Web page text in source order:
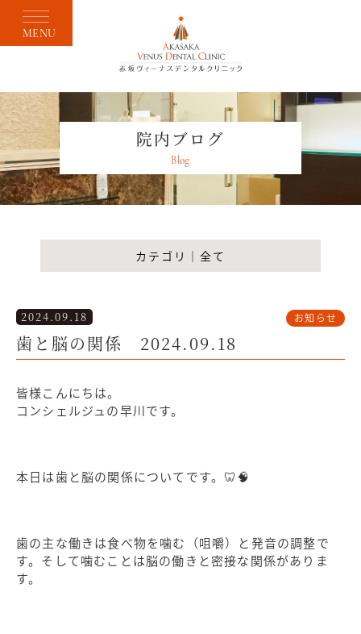
MENU
院内ブログ
Blog
カテゴリ｜全て
2024.09.18
歯と脳の関係 2024.09.18
お知らせ
皆様こんにちは。
コンシェルジュの早川です。
本日は歯と脳の関係についてです。🦷🧠
歯の主な働きは食べ物を噛む（咀嚼）と発音の調整で
す。そして噛むことは脳の働きと密接な関係がありま
す。